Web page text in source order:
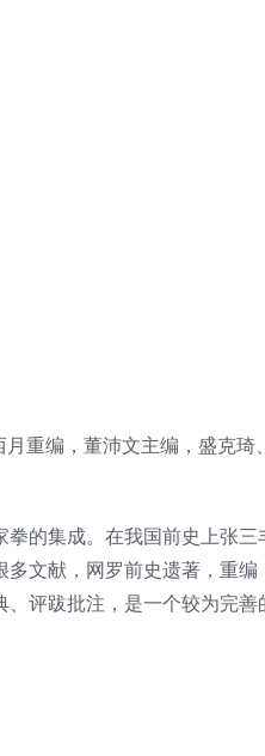
重编，董沛文主编，盛克琦
的集成。在我国前史上张三
文献，网罗前史遗著，重编
、评跋批注，是一个较为完善